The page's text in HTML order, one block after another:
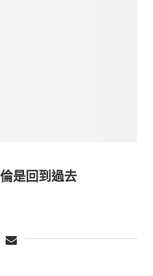
是回到過去